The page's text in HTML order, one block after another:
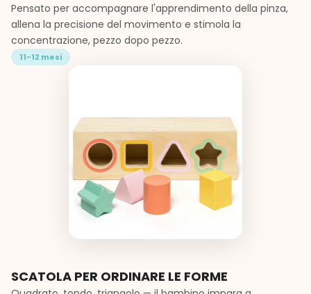
Pensato per accompagnare l'apprendimento della pinza,
allena la precisione del movimento e stimola la
concentrazione, pezzo dopo pezzo.
11-12 mesi
SCATOLA PER ORDINARE LE FORME